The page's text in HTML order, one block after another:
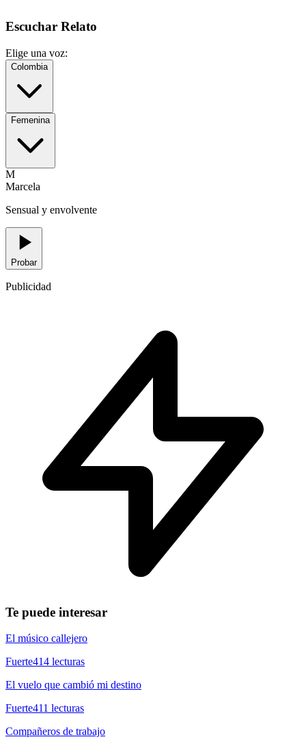
Escuchar Relato
Elige una voz:
Colombia
Femenina
M
Marcela
Sensual y envolvente
Probar
Publicidad
Te puede interesar
El músico callejero
Fuerte414 lecturas
El vuelo que cambió mi destino
Fuerte411 lecturas
Compañeros de trabajo